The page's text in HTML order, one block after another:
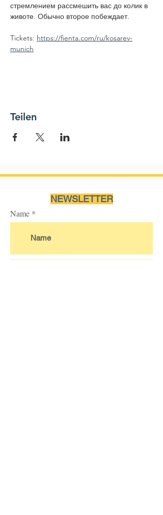
стремлением рассмешить вас до колик в
животе. Обычно второе побеждает.
Tickets: https://fienta.com/ru/kosarev-
munich
Teilen
NEWSLETTER
Name